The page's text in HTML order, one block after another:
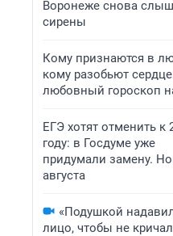
Воронеже снова
сирены
Кому признаются в
кому разобьют
любовный гороскоп
ЕГЭ хотят отменить к
году: в Госдуме уже
придумали замену.
августа
«Подушкой
лицо, чтобы не